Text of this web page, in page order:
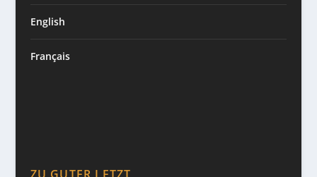
English
Français